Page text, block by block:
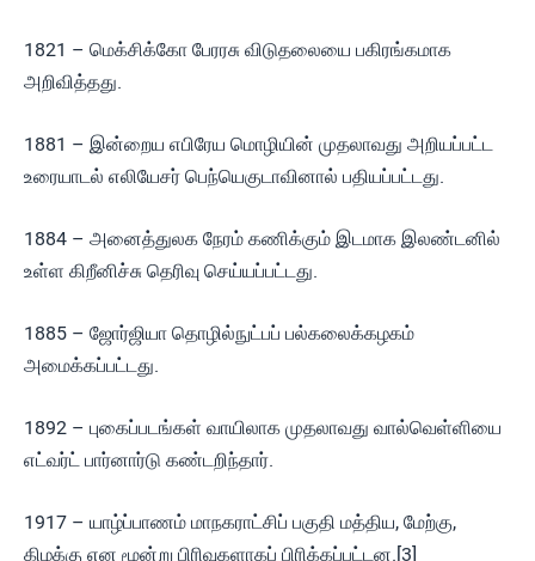
1821 – மெக்சிக்கோ பேரரசு விடுதலையை பகிரங்கமாக
அறிவித்தது.
1881 – இன்றைய எபிரேய மொழியின் முதலாவது அறியப்பட்ட
உரையாடல் எலியேசர் பெந்யெகுடாவினால் பதியப்பட்டது.
1884 – அனைத்துலக நேரம் கணிக்கும் இடமாக இலண்டனில்
உள்ள கிறீனிச்சு தெரிவு செய்யப்பட்டது.
1885 – ஜோர்ஜியா தொழில்நுட்பப் பல்கலைக்கழகம்
அமைக்கப்பட்டது.
1892 – புகைப்படங்கள் வாயிலாக முதலாவது வால்வெள்ளியை
எட்வர்ட் பார்னார்டு கண்டறிந்தார்.
1917 – யாழ்ப்பாணம் மாநகராட்சிப் பகுதி மத்திய, மேற்கு,
கிழக்கு என மூன்று பிரிவுகளாகப் பிரிக்கப்பட்டன.[3]